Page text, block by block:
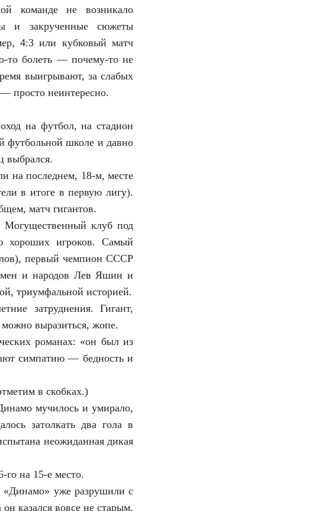
команде не возникало
и закрученные сюжеты
4:3 или кубковый матч
то болеть — почему-то не
выигрывают, за слабых
просто неинтересно.
на футбол, на стадион
футбольной школе и давно
выбрался.
на последнем, 18-м, месте
в итоге в первую лигу).
матч гигантов.
Могущественный клуб под
хороших игроков. Самый
первый чемпион СССР
и народов Лев Яшин и
триумфальной историей.
затруднения. Гигант,
выразиться, жопе.
романах: «он был из
симпатию — бедность и
в скобках.)
мучилось и умирало,
затолкать два гола в
неожиданная дикая
го на 15-е место.
«Динамо» уже разрушили с
казался вовсе не старым.